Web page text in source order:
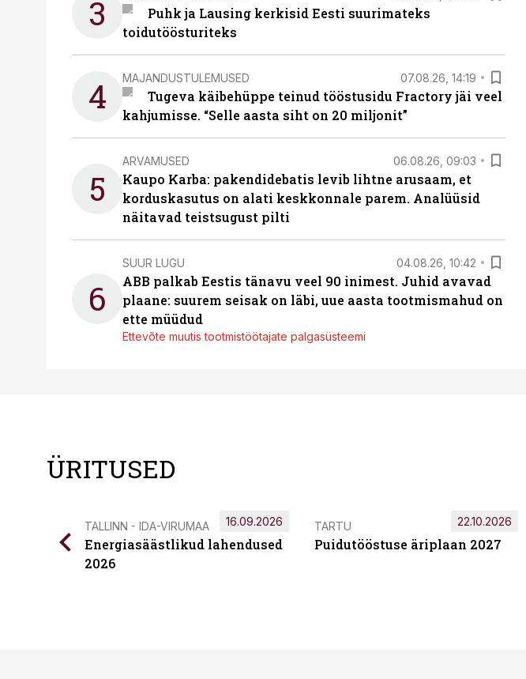
3
Puhk ja Lausing kerkisid Eesti suurimateks
toidutöösturiteks
4 MAJANDUSTULEMUSED 07.08.26, 14:19
Tugeva käibehüppe teinud tööstusidu Fractory jäi veel
kahjumisse. “Selle aasta siht on 20 miljonit”
5
ARVAMUSED 06.08.26, 09:03
Kaupo Karba: pakendidebatis levib lihtne arusaam, et
korduskasutus on alati keskkonnale parem. Analüüsid
näitavad teistsugust pilti
6
SUUR LUGU 04.08.26, 10:42
ABB palkab Eestis tänavu veel 90 inimest. Juhid avavad
plaane: suurem seisak on läbi, uue aasta tootmismahud on
ette müüdud
Ettevõte muutis tootmistöötajate palgasüsteemi
ÜRITUSED
TALLINN - IDA-VIRUMAA
Energiasäästlikud lahendused
2026
16.09.2026 TARTU
Puidutööstuse äriplaan 2027
22.10.2026